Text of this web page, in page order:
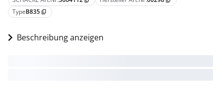
TypeB835 content_copy
Beschreibung anzeigen